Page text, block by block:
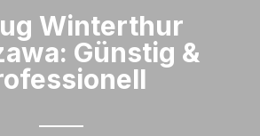
Winterthur​
Günstig &